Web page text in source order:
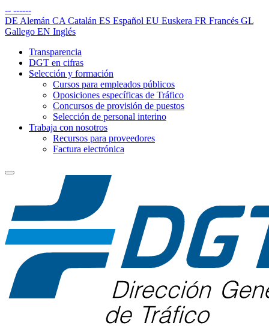
-- ------
DE Alemán CA Catalán ES Español EU Euskera FR Francés GL
Gallego EN Inglés
Transparencia
DGT en cifras
Selección y formación
Cursos para empleados públicos
Oposiciones específicas de Tráfico
Concursos de provisión de puestos
Selección de personal interino
Trabaja con nosotros
Recursos para proveedores
Factura electrónica